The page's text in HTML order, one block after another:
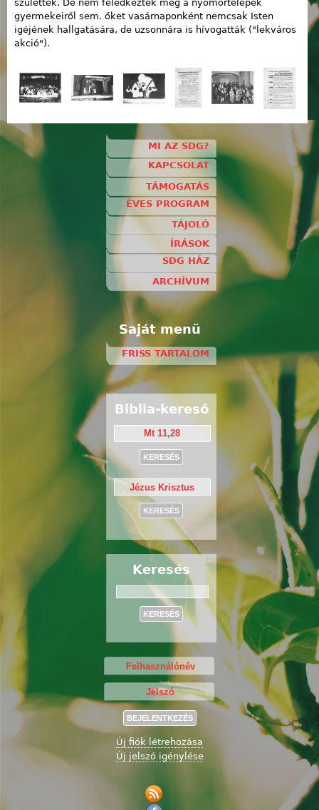
születtek. De nem feledkeztek meg a nyomortelepek
gyermekeiről sem. őket vasárnaponként nemcsak Isten
igéjének hallgatására, de uzsonnára is hívogatták ("lekváros
akció").
MI AZ SDG?
KAPCSOLAT
TÁMOGATÁS
ÉVES PROGRAM
TÁJOLÓ
ÍRÁSOK
SDG HÁZ
ARCHÍVUM
Saját menü
FRISS TARTALOM
Biblia-kereső
Keresés
Új fiók létrehozása
Új jelszó igénylése